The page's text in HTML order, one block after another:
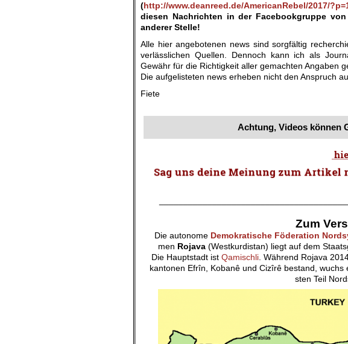
(http://www.deanreed.de/AmericanRebel/2017/
diesen Nachrichten in der Facebookgruppe
anderer Stelle!
Alle hier angebotenen news sind sorgfältig
verlässlichen Quellen. Dennoch kann ich als
Gewähr für die Richtigkeit aller gemachten Angaben
Die aufgelisteten news erheben nicht den Anspruch
Fiete
Achtung, Videos können
Zum
Die autonome Demokratische Föderation
men Rojava (Westkurdistan) liegt auf dem
Die Hauptstadt ist Qamischli . Während Rojava
kantonen Efrîn, Kobanê und Cizîrê bestand,
sten Teil